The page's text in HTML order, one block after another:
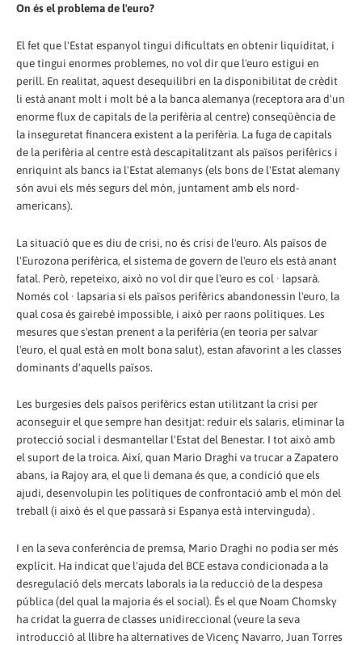
On és el problema de l'euro?
El fet que l'Estat espanyol tingui dificultats en obtenir liquiditat, i
que tingui enormes problemes, no vol dir que l'euro estigui en
perill. En realitat, aquest desequilibri en la disponibilitat de crèdit
li està anant molt i molt bé a la banca alemanya (receptora ara d'un
enorme flux de capitals de la perifèria al centre) conseqüència de
la inseguretat financera existent a la perifèria. La fuga de capitals
de la perifèria al centre està descapitalitzant als països perifèrics i
enriquint als bancs ia l'Estat alemanys (els bons de l'Estat alemany
són avui els més segurs del món, juntament amb els nord-
americans).
La situació que es diu de crisi, no és crisi de l'euro. Als països de
l'Eurozona perifèrica, el sistema de govern de l'euro els està anant
fatal. Però, repeteixo, això no vol dir que l'euro es col · lapsarà.
Només col · lapsaria si els països perifèrics abandonessin l'euro, la
qual cosa és gairebé impossible, i això per raons polítiques. Les
mesures que s'estan prenent a la perifèria (en teoria per salvar
l'euro, el qual està en molt bona salut), estan afavorint a les classes
dominants d'aquells països.
Les burgesies dels països perifèrics estan utilitzant la crisi per
aconseguir el que sempre han desitjat: reduir els salaris, eliminar la
protecció social i desmantellar l'Estat del Benestar. I tot això amb
el suport de la troica. Així, quan Mario Draghi va trucar a Zapatero
abans, ia Rajoy ara, el que li demana és que, a condició que els
ajudi, desenvolupin les polítiques de confrontació amb el món del
treball (i això és el que passarà si Espanya està intervinguda) .
I en la seva conferència de premsa, Mario Draghi no podia ser més
explícit. Ha indicat que l'ajuda del BCE estava condicionada a la
desregulació dels mercats laborals ia la reducció de la despesa
pública (del qual la majoria és el social). És el que Noam Chomsky
ha cridat la guerra de classes unidireccional (veure la seva
introducció al llibre ha alternatives de Vicenç Navarro, Juan Torres